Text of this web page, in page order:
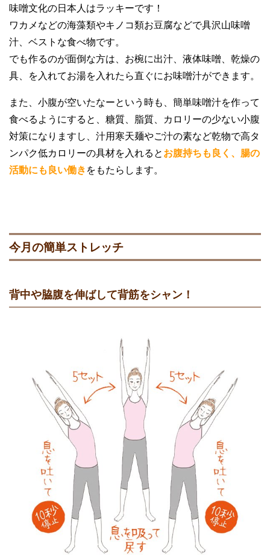
味噌文化の日本人はラッキーです！
ワカメなどの海藻類やキノコ類お豆腐などで具沢山味噌
汁、ベストな食べ物です。
でも作るのが面倒な方は、お椀に出汁、液体味噌、乾燥の
具、を入れてお湯を入れたら直ぐにお味噌汁ができます。
また、小腹が空いたなーという時も、簡単味噌汁を作って
食べるようにすると、糖質、脂質、カロリーの少ない小腹
対策になりますし、汁用寒天麺やご汁の素など乾物で高タ
ンパク低カロリーの具材を入れると お腹持ちも良く、腸の
活動にも良い働き をもたらします。
今月の簡単ストレッチ
背中や脇腹を伸ばして背筋をシャン！